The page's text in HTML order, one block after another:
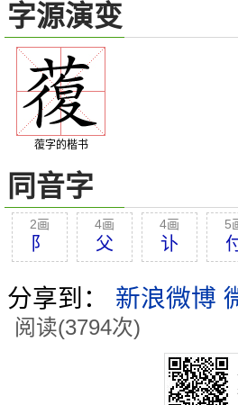
字源演变
蕧字的楷书
同音字
2画
阝
4画
父
4画
讣
5
分享到： 新浪微博
阅读(3794次)